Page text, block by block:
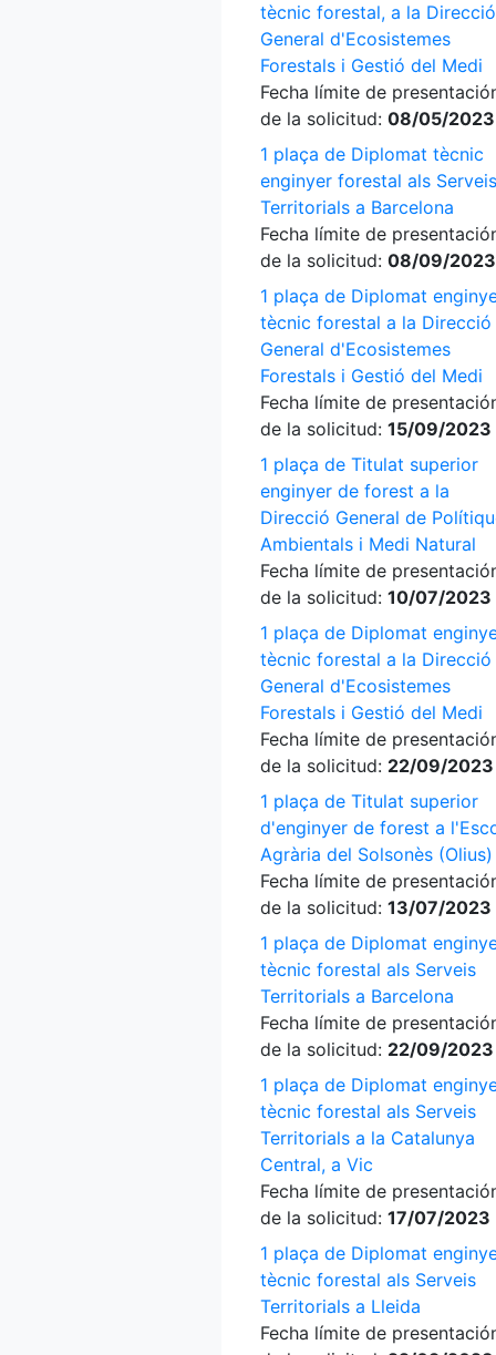
tècnic forestal, a la Direcció
General d'Ecosistemes
Forestals i Gestió del Medi
Fecha límite de
de la solicitud: 08/05/2023
1 plaça de Diplomat tècnic
enginyer forestal als Serveis
Territorials a Barcelona
Fecha límite de
de la solicitud: 08/09/2023
1 plaça de Diplomat
tècnic forestal a la Direcció
General d'Ecosistemes
Forestals i Gestió del Medi
Fecha límite de
de la solicitud: 15/09/2023
1 plaça de Titulat superior
enginyer de forest a la
Direcció General de
Ambientals i Medi Natural
Fecha límite de
de la solicitud: 10/07/2023
1 plaça de Diplomat
tècnic forestal a la Direcció
General d'Ecosistemes
Forestals i Gestió del Medi
Fecha límite de
de la solicitud: 22/09/2023
1 plaça de Titulat superior
d'enginyer de forest a
Agrària del Solsonès (Olius)
Fecha límite de
de la solicitud: 13/07/2023
1 plaça de Diplomat
tècnic forestal als Serveis
Territorials a Barcelona
Fecha límite de
de la solicitud: 22/09/2023
1 plaça de Diplomat
tècnic forestal als Serveis
Territorials a la Catalunya
Central, a Vic
Fecha límite de
de la solicitud: 17/07/2023
1 plaça de Diplomat
tècnic forestal als Serveis
Territorials a Lleida
Fecha límite de